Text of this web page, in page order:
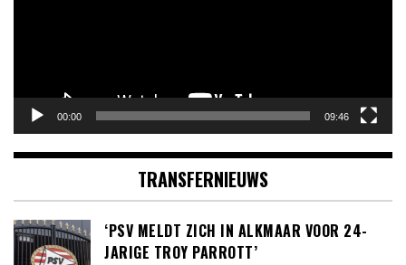
00:00 09:46
TRANSFERNIEUWS
‘PSV MELDT ZICH IN ALKMAAR VOOR 24-
JARIGE TROY PARROTT’